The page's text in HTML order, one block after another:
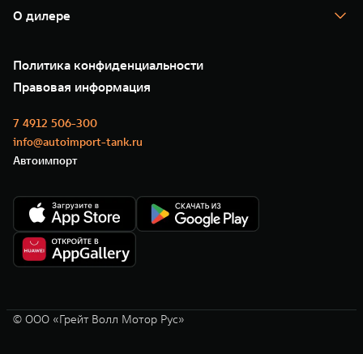
Корпоративным клиентам
Зарядные станции
Помощь на дороге
Новые цифровые сервисы TANK
Сервис
Нулевое ТО
Моторные масла
О дилере
35 лет GWM
GWM ТЕХ ДЕНЬ
Новости
Политика конфиденциальности
Правовая информация
7 4912 506-300
info@autoimport-tank.ru
Автоимпорт
© ООО «Грейт Волл Мотор Рус»